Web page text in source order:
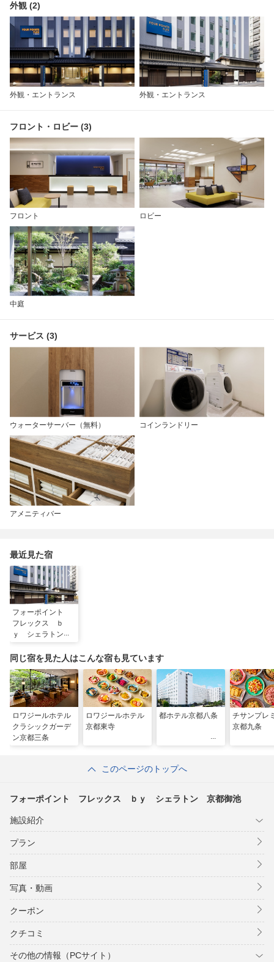
外観 (2)
外観・エントランス 外観・エントランス
フロント・ロビー (3)
フロント ロビー
中庭
サービス (3)
ウォーターサーバー（無料） コインランドリー
アメニティバー
最近見た宿
フォーポイント
フレックス ｂ
ｙ シェラトン
同じ宿を見た人はこんな宿も見ています
ロワジールホテル
クラシックガーデ
ン京都三条
ロワジールホテル
京都東寺
都ホテル京都八条
チサンプレ
京都九条
このページのトップへ
フォーポイント フレックス ｂｙ シェラトン 京都御池
施設紹介
プラン
部屋
写真・動画
クーポン
クチコミ
その他の情報（PCサイト）